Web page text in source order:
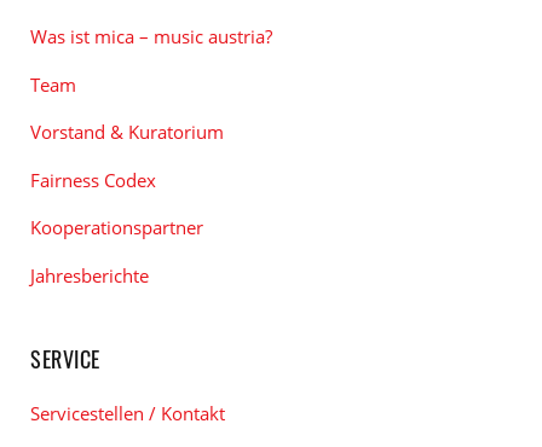
Was ist mica – music austria?
Team
Vorstand & Kuratorium
Fairness Codex
Kooperationspartner
Jahresberichte
SERVICE
Servicestellen / Kontakt